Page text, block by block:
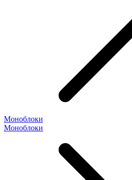
Моноблоки
Моноблоки